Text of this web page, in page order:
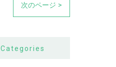
次のページ >
Categories